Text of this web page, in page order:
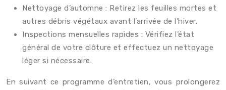
Nettoyage d’automne : Retirez les feuilles mortes et
autres débris végétaux avant l’arrivée de l’hiver.
Inspections mensuelles rapides : Vérifiez l’état
général de votre clôture et effectuez un nettoyage
léger si nécessaire.
En suivant ce programme d’entretien, vous prolongerez